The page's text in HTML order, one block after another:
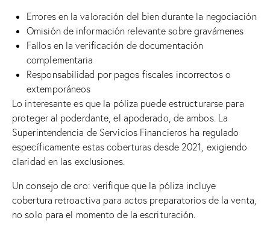
Errores en la valoración del bien durante la negociación
Omisión de información relevante sobre gravámenes
Fallos en la verificación de documentación
complementaria
Responsabilidad por pagos fiscales incorrectos o
extemporáneos
Lo interesante es que la póliza puede estructurarse para
proteger al poderdante, el apoderado, de ambos. La
Superintendencia de Servicios Financieros ha regulado
específicamente estas coberturas desde 2021, exigiendo
claridad en las exclusiones.
Un consejo de oro: verifique que la póliza incluye
cobertura retroactiva para actos preparatorios de la venta,
no solo para el momento de la escrituración.